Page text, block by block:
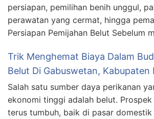
persiapan, pemilihan benih unggul,
perawatan yang cermat, hingga
Persiapan Pemijahan Belut Sebelum
Trik Menghemat Biaya Dalam
Belut Di Gabuswetan, Kabupaten
Salah satu sumber daya perikanan
ekonomi tinggi adalah belut. Prospek
terus tumbuh, baik di pasar domestik